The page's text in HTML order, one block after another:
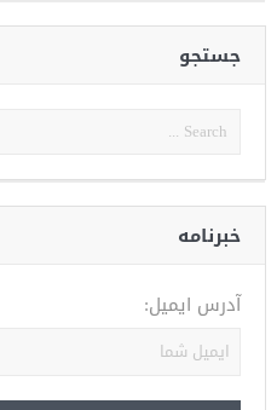
جستجو
خبرنامه
آدرس ایمیل: